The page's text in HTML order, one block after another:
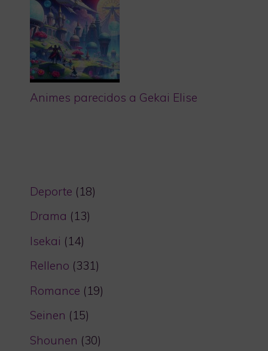
Animes parecidos a Gekai Elise
Deporte (18)
Drama (13)
Isekai (14)
Relleno (331)
Romance (19)
Seinen (15)
Shounen (30)